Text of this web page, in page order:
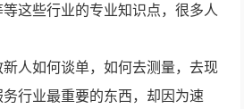
这些行业的专业知识点，很多人
人如何谈单，如何去测量，去现
行业最重要的东西，却因为速